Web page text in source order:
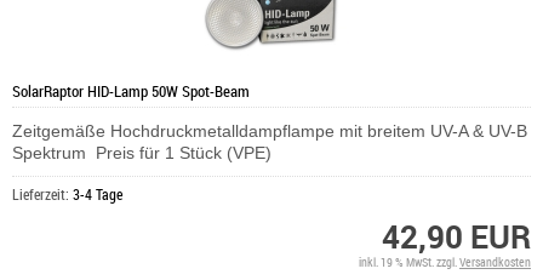
SolarRaptor HID-Lamp 50W Spot-Beam
Zeitgemäße Hochdruckmetalldampflampe mit breitem UV-A & UV-B
Spektrum Preis für 1 Stück (VPE)
Lieferzeit: 3-4 Tage
42,90 EUR
inkl. 19 % MwSt. zzgl. Versandkosten